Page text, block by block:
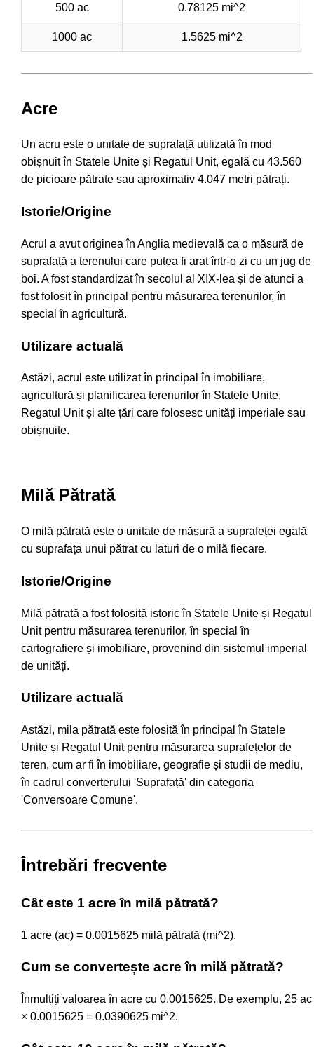
500 ac 0.78125 mi^2
1000 ac 1.5625 mi^2
Acre
Un acru este o unitate de suprafață utilizată în mod
obișnuit în Statele Unite și Regatul Unit, egală cu 43.560
de picioare pătrate sau aproximativ 4.047 metri pătrați.
Istorie/Origine
Acrul a avut originea în Anglia medievală ca o măsură de
suprafață a terenului care putea fi arat într-o zi cu un jug de
boi. A fost standardizat în secolul al XIX-lea și de atunci a
fost folosit în principal pentru măsurarea terenurilor, în
special în agricultură.
Utilizare actuală
Astăzi, acrul este utilizat în principal în imobiliare,
agricultură și planificarea terenurilor în Statele Unite,
Regatul Unit și alte țări care folosesc unități imperiale sau
obișnuite.
Milă Pătrată
O milă pătrată este o unitate de măsură a suprafeței egală
cu suprafața unui pătrat cu laturi de o milă fiecare.
Istorie/Origine
Milă pătrată a fost folosită istoric în Statele Unite și Regatul
Unit pentru măsurarea terenurilor, în special în
cartografiere și imobiliare, provenind din sistemul imperial
de unități.
Utilizare actuală
Astăzi, mila pătrată este folosită în principal în Statele
Unite și Regatul Unit pentru măsurarea suprafețelor de
teren, cum ar fi în imobiliare, geografie și studii de mediu,
în cadrul converterului 'Suprafață' din categoria
'Conversoare Comune'.
Întrebări frecvente
Cât este 1 acre în milă pătrată?
1 acre (ac) = 0.0015625 milă pătrată (mi^2).
Cum se convertește acre în milă pătrată?
Înmulțiți valoarea în acre cu 0.0015625. De exemplu, 25 ac
× 0.0015625 = 0.0390625 mi^2.